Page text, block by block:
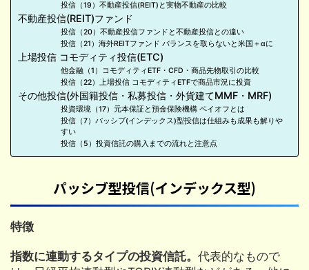
投信（19）不動産投信(REIT)と実物不動産の比較
不動産投信(REIT)ファンド
投信（20）不動産投信ファンドと不動産投信との違い
投信（21）海外REITファンド バランスを取らないと米国＋αに
上場投信 コモディティ投信(ETC)
他金融（1）コモディティETF・CFD・商品先物取引の比較
投信（22）上場投信 コモディティETFで商品市況に投資
その他投信(外国籍投信・私募投信・外貨建てMMF・MRF)
投資環境（17）元本保証と預金保険機構 ペイオフとは
投信（7）パッシブ(インデックス)型投信は仕組みも成果も解りや
すい
投信（5）投資信託の購入までの流れと注意点
パッシブ型投信(インデックス型)
特徴
指数に連動するタイプの投資信託。 代表的なもので